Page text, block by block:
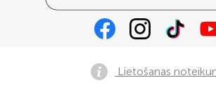
Lietošanas